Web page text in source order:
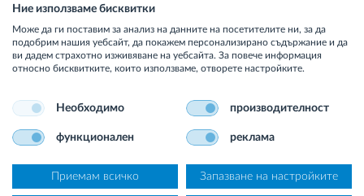
политиката за поверителност
Ние използваме бисквитки
Може да ги поставим за анализ на данните на посетителите ни, за да
подобрим нашия уебсайт, да покажем персонализирано съдържание и да
ви дадем страхотно изживяване на уебсайта. За повече информация
относно бисквитките, които използваме, отворете настройките.
Необходимо производителност
функционален реклама
Приемам всичко Запазване на настройките